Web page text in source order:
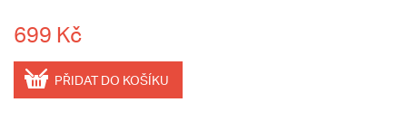
699 Kč
PŘIDAT DO KOŠÍKU